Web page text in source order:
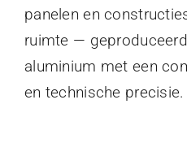
panelen en
ruimte —
aluminium met een
en technische precisie.